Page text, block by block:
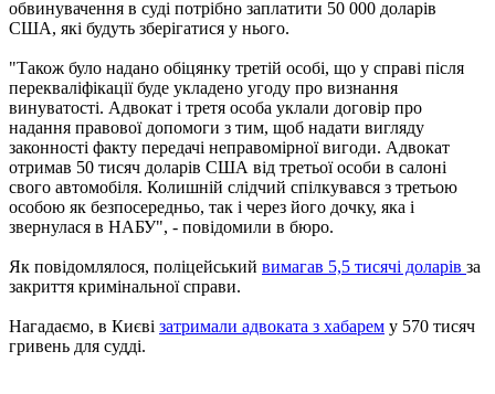
обвинувачення в суді потрібно заплатити 50 000 доларів
США, які будуть зберігатися у нього.
"Також було надано обіцянку третій особі, що у справі після
перекваліфікації буде укладено угоду про визнання
винуватості. Адвокат і третя особа уклали договір про
надання правової допомоги з тим, щоб надати вигляду
законності факту передачі неправомірної вигоди. Адвокат
отримав 50 тисяч доларів США від третьої особи в салоні
свого автомобіля. Колишній слідчий спілкувався з третьою
особою як безпосередньо, так і через його дочку, яка і
звернулася в НАБУ", - повідомили в бюро.
Як повідомлялося, поліцейський вимагав 5,5 тисячі доларів за
закриття кримінальної справи.
Нагадаємо, в Києві затримали адвоката з хабарем у 570 тисяч
гривень для судді.